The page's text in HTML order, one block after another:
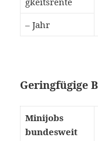
– Jahr
Geringfügige
Minijobs
bundesweit